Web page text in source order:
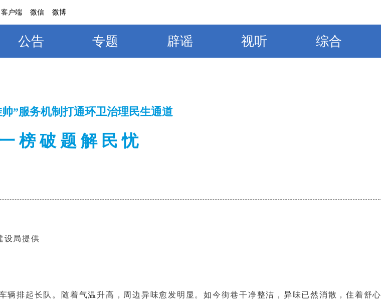
客户端 微信 微博
公告 专题 辟谣 视听 综合
”服务机制打通环卫治理民生通道
榜 破 题 解 民 忧
设局提供
辆排起长队。随着气温升高，周边异味愈发明显。如今街巷干净整洁，异味已然消散，住着舒